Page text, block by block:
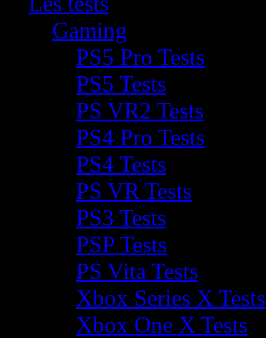
Gaming
PS5 Pro Tests
PS5 Tests
PS VR2 Tests
PS4 Pro Tests
PS4 Tests
PS VR Tests
PS3 Tests
PSP Tests
PS Vita Tests
Xbox Series X Tests
Xbox One X Tests